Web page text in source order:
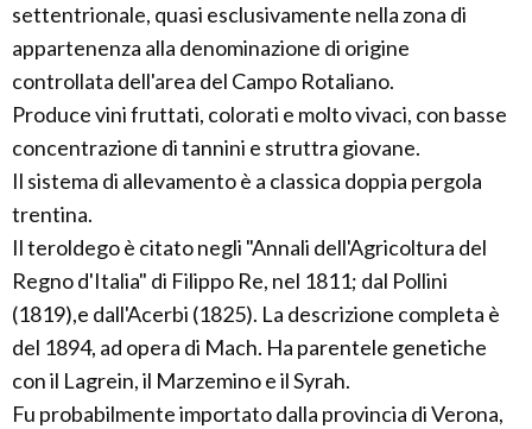
settentrionale, quasi esclusivamente nella zona di
appartenenza alla denominazione di origine
controllata dell'area del Campo Rotaliano.
Produce vini fruttati, colorati e molto vivaci, con basse
concentrazione di tannini e struttra giovane.
Il sistema di allevamento è a classica doppia pergola
trentina.
Il teroldego è citato negli "Annali dell'Agricoltura del
Regno d'Italia" di Filippo Re, nel 1811; dal Pollini
(1819),e dall'Acerbi (1825). La descrizione completa è
del 1894, ad opera di Mach. Ha parentele genetiche
con il Lagrein, il Marzemino e il Syrah.
Fu probabilmente importato dalla provincia di Verona,